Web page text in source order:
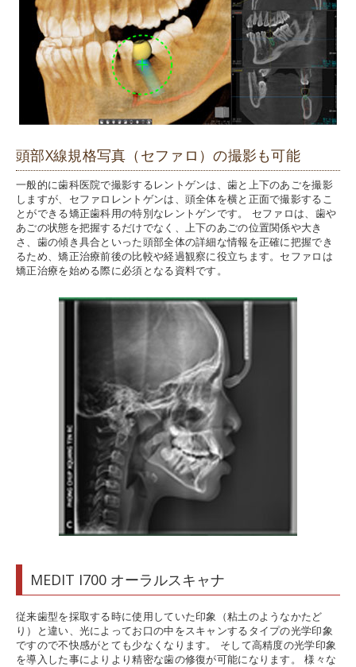
頭部X線規格写真（セファロ）の撮影も可能
一般的に歯科医院で撮影するレントゲンは、歯と上下のあごを撮影
しますが、セファロレントゲンは、頭全体を横と正面で撮影するこ
とができる矯正歯科用の特別なレントゲンです。 セファロは、歯や
あごの状態を把握するだけでなく、上下のあごの位置関係や大き
さ、歯の傾き具合といった頭部全体の詳細な情報を正確に把握でき
るため、矯正治療前後の比較や経過観察に役立ちます。セファロは
矯正治療を始める際に必須となる資料です。
MEDIT I700 オーラルスキャナ
従来歯型を採取する時に使用していた印象（粘土のようなかたど
り）と違い、光によってお口の中をスキャンするタイプの光学印象
ですので不快感がとても少なくなります。 そして高精度の光学印象
を導入した事によりより精密な歯の修復が可能になります。 様々な